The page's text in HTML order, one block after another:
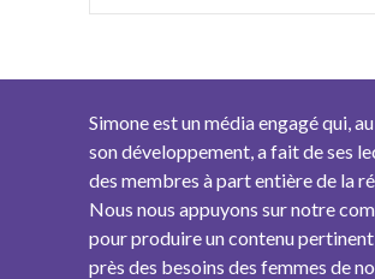
Simone est un média engagé qui,
son développement, a fait de ses
des membres à part entière de la
Nous nous appuyons sur notre
pour produire un contenu pertinent
près des besoins des femmes de